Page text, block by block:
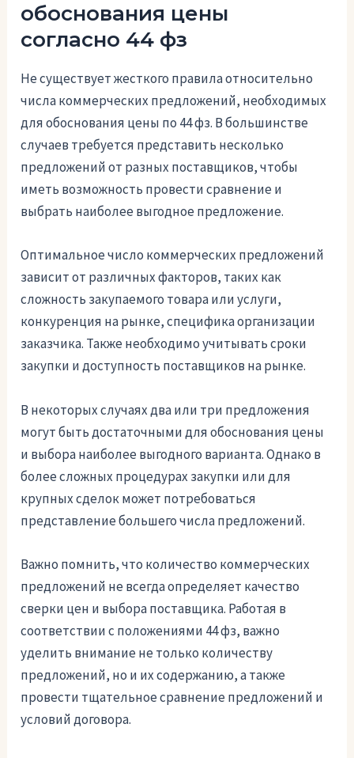
обоснования цены
согласно 44 фз
Не существует жесткого правила относительно
числа коммерческих предложений, необходимых
для обоснования цены по 44 фз. В большинстве
случаев требуется представить несколько
предложений от разных поставщиков, чтобы
иметь возможность провести сравнение и
выбрать наиболее выгодное предложение.
Оптимальное число коммерческих предложений
зависит от различных факторов, таких как
сложность закупаемого товара или услуги,
конкуренция на рынке, специфика организации
заказчика. Также необходимо учитывать сроки
закупки и доступность поставщиков на рынке.
В некоторых случаях два или три предложения
могут быть достаточными для обоснования цены
и выбора наиболее выгодного варианта. Однако в
более сложных процедурах закупки или для
крупных сделок может потребоваться
представление большего числа предложений.
Важно помнить, что количество коммерческих
предложений не всегда определяет качество
сверки цен и выбора поставщика. Работая в
соответствии с положениями 44 фз, важно
уделить внимание не только количеству
предложений, но и их содержанию, а также
провести тщательное сравнение предложений и
условий договора.